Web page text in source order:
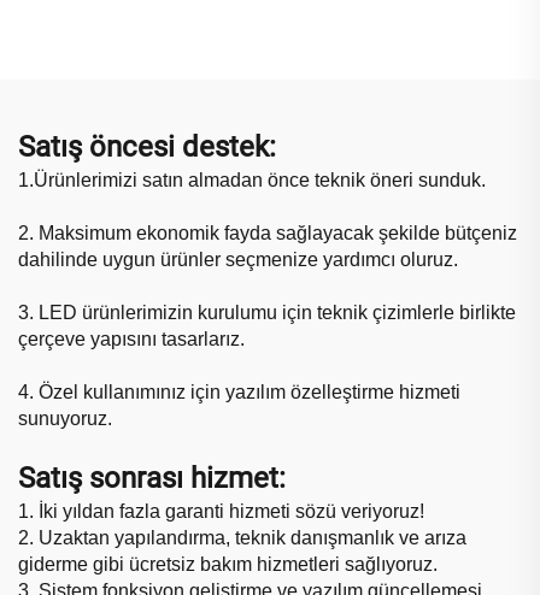
Satış öncesi destek:
1.Ürünlerimizi satın almadan önce teknik öneri sunduk.
2. Maksimum ekonomik fayda sağlayacak şekilde bütçeniz
dahilinde uygun ürünler seçmenize yardımcı oluruz.
3. LED ürünlerimizin kurulumu için teknik çizimlerle birlikte
çerçeve yapısını tasarlarız.
4. Özel kullanımınız için yazılım özelleştirme hizmeti
sunuyoruz.
Satış sonrası hizmet:
1. İki yıldan fazla garanti hizmeti sözü veriyoruz!
2. Uzaktan yapılandırma, teknik danışmanlık ve arıza
giderme gibi ücretsiz bakım hizmetleri sağlıyoruz.
3. Sistem fonksiyon geliştirme ve yazılım güncellemesi